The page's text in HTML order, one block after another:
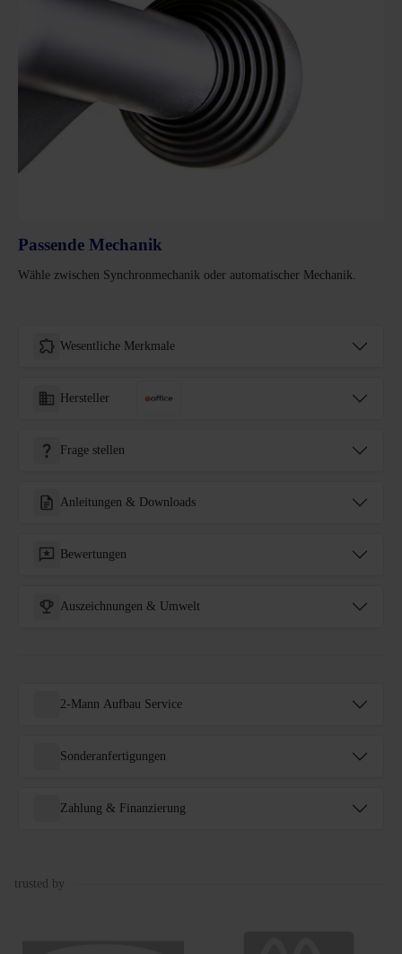
Passende Mechanik
Wähle zwischen Synchronmechanik oder automatischer Mechanik.
Wesentliche Merkmale
Hersteller
Frage stellen
Anleitungen & Downloads
Bewertungen
Auszeichnungen & Umwelt
2-Mann Aufbau Service
Sonderanfertigungen
Zahlung & Finanzierung
trusted by